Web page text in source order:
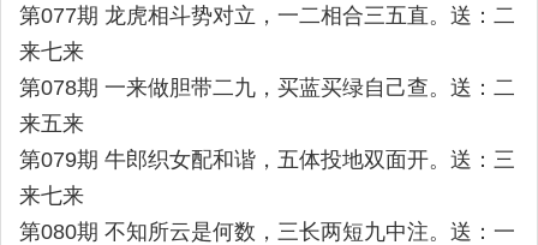
第077期 龙虎相斗势对立，一二相合三五直。送：二
来七来
第078期 一来做胆带二九，买蓝买绿自己查。送：二
来五来
第079期 牛郎织女配和谐，五体投地双面开。送：三
来七来
第080期 不知所云是何数，三长两短九中注。送：一